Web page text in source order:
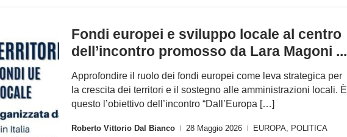
Fondi europei e sviluppo locale al centro
dell’incontro promosso da Lara Magoni ...
Approfondire il ruolo dei fondi europei come leva strategica per
la crescita dei territori e il sostegno alle amministrazioni locali. È
questo l’obiettivo dell’incontro “Dall’Europa […]
Roberto Vittorio Dal Bianco 28 Maggio 2026 EUROPA, POLITICA